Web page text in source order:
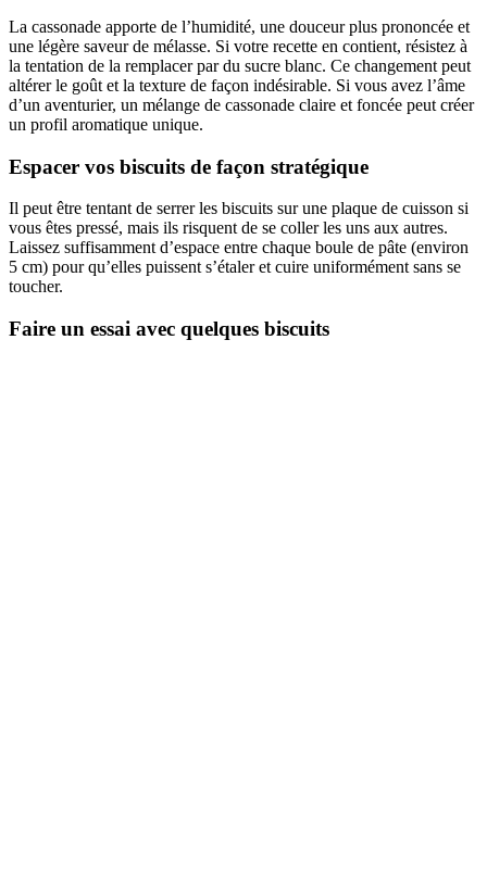
La cassonade apporte de l’humidité, une douceur plus prononcée et
une légère saveur de mélasse. Si votre recette en contient, résistez à
la tentation de la remplacer par du sucre blanc. Ce changement peut
altérer le goût et la texture de façon indésirable. Si vous avez l’âme
d’un aventurier, un mélange de cassonade claire et foncée peut créer
un profil aromatique unique.
Espacer vos biscuits de façon stratégique
Il peut être tentant de serrer les biscuits sur une plaque de cuisson si
vous êtes pressé, mais ils risquent de se coller les uns aux autres.
Laissez suffisamment d’espace entre chaque boule de pâte (environ
5 cm) pour qu’elles puissent s’étaler et cuire uniformément sans se
toucher.
Faire un essai avec quelques biscuits